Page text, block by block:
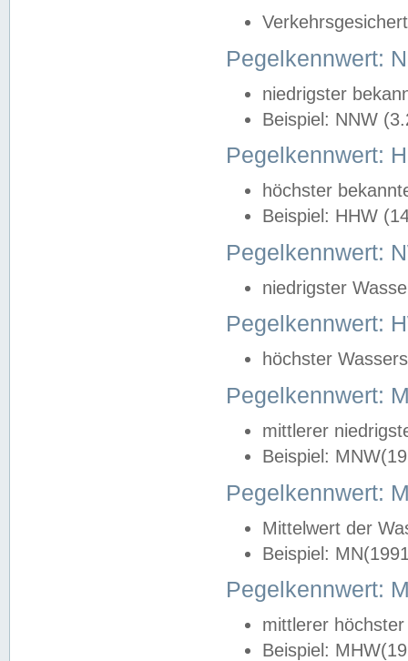
Pegelkennwert:
niedrigster
Beispiel: NNW
Pegelkennwert:
höchster
Beispiel: HHW
Pegelkennwert:
niedrigster
Pegelkennwert:
höchster
Pegelkennwert:
mittlerer
Beispiel:
Pegelkennwert:
Mittelwert der
Beispiel:
Pegelkennwert:
mittlerer
Beispiel: